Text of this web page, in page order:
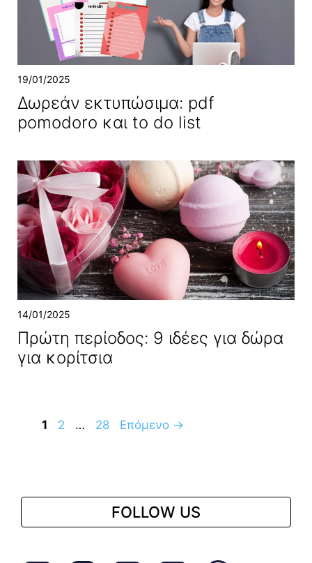
19/01/2025
Δωρεάν εκτυπώσιμα: pdf
pomodoro και to do list
14/01/2025
Πρώτη περίοδος: 9 ιδέες για δώρα
για κορίτσια
Σελίδα
1 Σελίδα
2 … Σελίδα
28 Επόμενο →
FOLLOW US